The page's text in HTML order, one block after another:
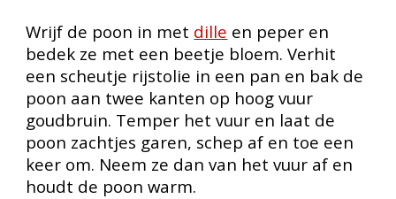
Wrijf de poon in met dille en peper en
bedek ze met een beetje bloem. Verhit
een scheutje rijstolie in een pan en bak de
poon aan twee kanten op hoog vuur
goudbruin. Temper het vuur en laat de
poon zachtjes garen, schep af en toe een
keer om. Neem ze dan van het vuur af en
houdt de poon warm.